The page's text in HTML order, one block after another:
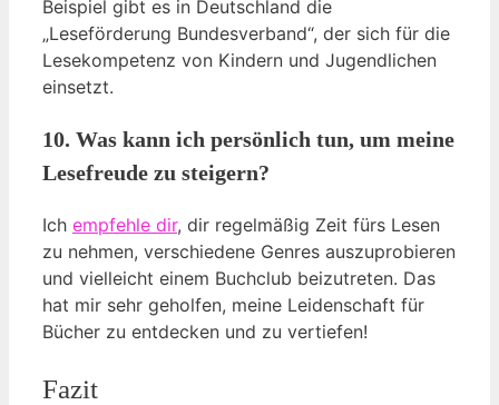
Beispiel gibt es in Deutschland die
„Leseförderung Bundesverband“, der sich für die
Lesekompetenz von Kindern und Jugendlichen
einsetzt.
10. Was kann ich persönlich tun, um meine
Lesefreude zu steigern?
Ich empfehle dir, dir regelmäßig Zeit fürs Lesen
zu nehmen, verschiedene Genres auszuprobieren
und vielleicht einem Buchclub beizutreten. Das
hat mir sehr geholfen, meine Leidenschaft für
Bücher zu entdecken und zu vertiefen!
Fazit